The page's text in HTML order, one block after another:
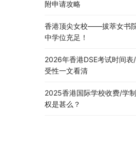
附申请攻略
香港顶尖女校——拔萃女书
中学位充足！
2026年香港DSE考试时间
受性一文看清
2025香港国际学校收费/学
权是甚么？